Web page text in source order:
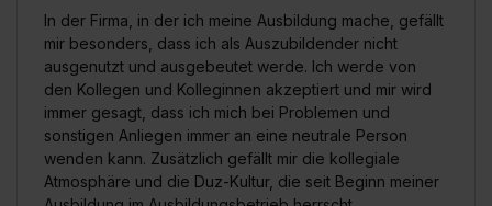
In der Firma, in der ich meine Ausbildung mache, gefällt
mir besonders, dass ich als Auszubildender nicht
ausgenutzt und ausgebeutet werde. Ich werde von
den Kollegen und Kolleginnen akzeptiert und mir wird
immer gesagt, dass ich mich bei Problemen und
sonstigen Anliegen immer an eine neutrale Person
wenden kann. Zusätzlich gefällt mir die kollegiale
Atmosphäre und die Duz-Kultur, die seit Beginn meiner